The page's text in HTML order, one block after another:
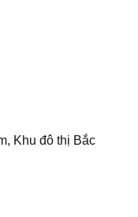
Khu đô thị Bắc